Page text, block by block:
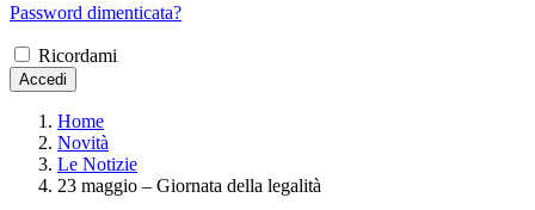
Password dimenticata?
Ricordami
Accedi
Home
Novità
Le Notizie
23 maggio – Giornata della legalità